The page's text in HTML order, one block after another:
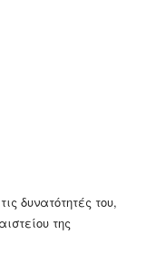
δυνατότητές του,
της